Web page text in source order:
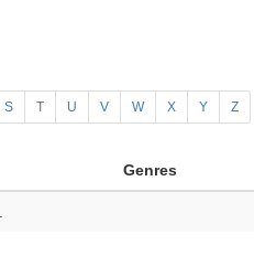
S T U V W X Y Z
Genres